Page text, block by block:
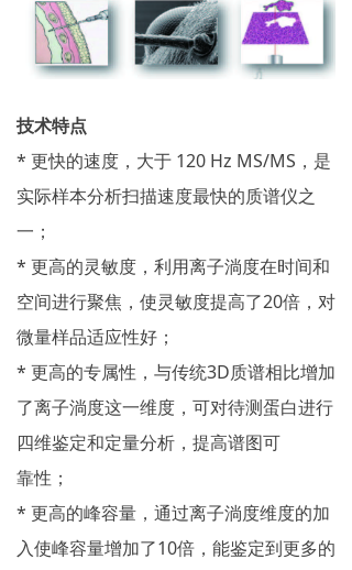
技术特点
* 更快的速度，大于 120 Hz MS/MS，是
实际样本分析扫描速度最快的质谱仪之
一；
* 更高的灵敏度，利用离子淌度在时间和
空间进行聚焦，使灵敏度提高了20倍，对
微量样品适应性好；
* 更高的专属性，与传统3D质谱相比增加
了离子淌度这一维度，可对待测蛋白进行
四维鉴定和定量分析，提高谱图可
靠性；
* 更高的峰容量，通过离子淌度维度的加
入使峰容量增加了10倍，能鉴定到更多的